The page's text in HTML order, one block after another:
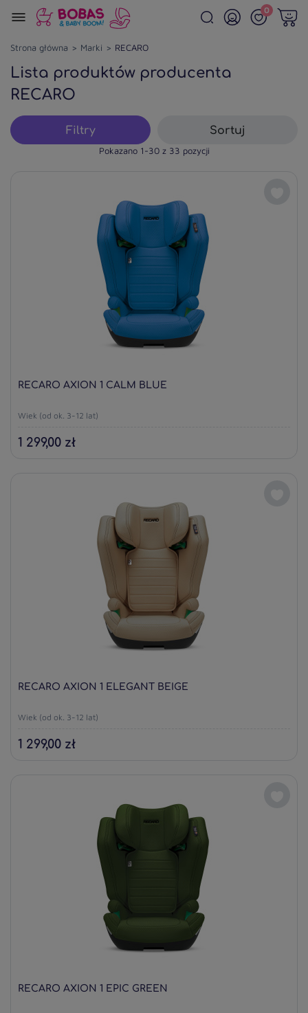
0
Strona główna Marki RECARO
Lista produktów producenta
RECARO
Filtry Sortuj
Pokazano 1-30 z 33 pozycji
RECARO AXION 1 CALM BLUE
Wiek (od ok. 3-12 lat)
1 299,00 zł
RECARO AXION 1 ELEGANT BEIGE
Wiek (od ok. 3-12 lat)
1 299,00 zł
RECARO AXION 1 EPIC GREEN